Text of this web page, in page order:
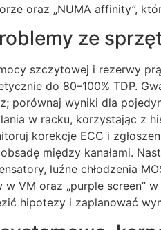
oraz „NUMA affinity”,
ze
szczytowej i rezerwy
do 80–100% TDP.
porównaj wyniki dla
w racku, korzystając z
korekcje ECC i
między kanałami.
luźne chłodzenia
VM oraz „purple screen”
hipotezy i zaplanować